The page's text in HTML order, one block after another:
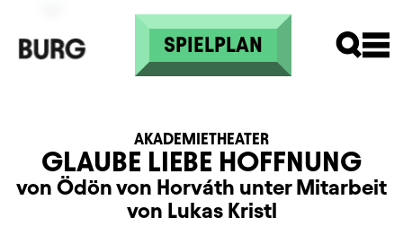
Direkt zum Inhalt
SPIELPLAN
GLAUBE LIEBE HOFFNUNG
AKADEMIETHEATER
von Ödön von Horváth unter Mitarbeit
von Lukas Kristl